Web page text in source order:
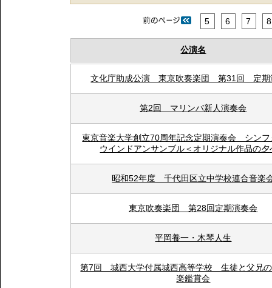
5 6 7 8
公演名
文化庁助成公演 東京吹奏楽団 第31回 定期
第2回 マリンバ新人演奏会
東京音楽大学創立70周年記念定期演奏会 シンフ
ウインドアンサンブル＜オリジナル作品の夕
昭和52年度 千代田区立中学校連合音楽
東京吹奏楽団 第28回定期演奏会
平岡養一・木琴人生
第7回 城西大学付属城西高等学校 生徒と父兄
楽鑑賞会